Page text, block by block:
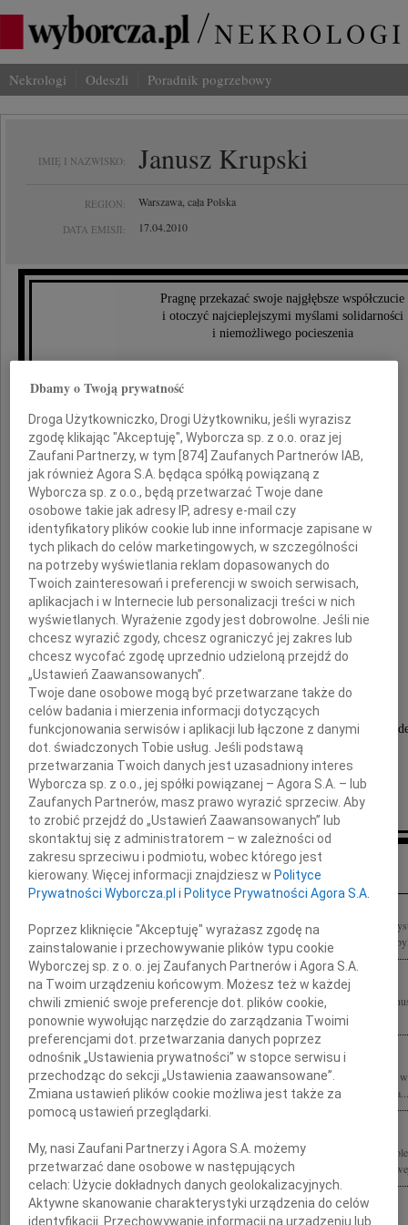
Nekrologi Odeszli Poradnik pogrzebowy
IMIĘ I NAZWISKO: Janusz Krupski
REGION: Warszawa, cała Polska
DATA EMISJI: 17.04.2010
Pragnę przekazać swoje najgłębsze współczucie
i otoczyć najcieplejszymi myślami solidarności
i niemożliwego pocieszenia
i Jej
Dzieci
w tym ogromnie trudnym czasie po stracie
Męża i Taty
Pana
Janusza Krupskiego
Człowieka tak niezwykle skromnego, życzliwego i
Joanna Berdyn
Wydawnictwo Pointa
Inne kondolencje
Z bólem, z głębokim żalem i wielkim współczuciem dla Rodzin pożegnaliśmy
Smoleńskiem, a w naszej pamięci i modlitwie trwają Ci przede wszystkim, którzy
W katastrofie prezydenckiego samolotu, w drodze do Katynia, zginął tragicznie
ds. Kombatantów i Osób Represjonowanych. Z żalem po Nim płacze cała...
Łączymy się w żałobie po tragicznie zmarłych Osobach w katastrofie samolotowej
Katynia. Brak jest słów, aby wyrazić smutek i żal po stracie całej Załogi Prezydenta...
Wstrząśnięci ogromem tragedii tragicznie zmarłych w katastrofie lotniczej pod
żegnamy Wielkich Przyjaciół Stowarzyszenia Łagierników Żołnierzy Armii
Dbamy o Twoją prywatność
Droga Użytkowniczko, Drogi Użytkowniku, jeśli wyrazisz
zgodę klikając "Akceptuję", Wyborcza sp. z o.o. oraz jej
Zaufani Partnerzy, w tym [874] Zaufanych Partnerów IAB,
jak również Agora S.A. będąca spółką powiązaną z
Wyborcza sp. z o.o., będą przetwarzać Twoje dane
osobowe takie jak adresy IP, adresy e-mail czy
identyfikatory plików cookie lub inne informacje zapisane w
tych plikach do celów marketingowych, w szczególności
na potrzeby wyświetlania reklam dopasowanych do
Twoich zainteresowań i preferencji w swoich serwisach,
aplikacjach i w Internecie lub personalizacji treści w nich
wyświetlanych. Wyrażenie zgody jest dobrowolne. Jeśli nie
chcesz wyrazić zgody, chcesz ograniczyć jej zakres lub
chcesz wycofać zgodę uprzednio udzieloną przejdź do
„Ustawień Zaawansowanych”.
Twoje dane osobowe mogą być przetwarzane także do
celów badania i mierzenia informacji dotyczących
funkcjonowania serwisów i aplikacji lub łączone z danymi
dot. świadczonych Tobie usług. Jeśli podstawą
przetwarzania Twoich danych jest uzasadniony interes
Wyborcza sp. z o.o., jej spółki powiązanej – Agora S.A. – lub
Zaufanych Partnerów, masz prawo wyrazić sprzeciw. Aby
to zrobić przejdź do „Ustawień Zaawansowanych” lub
skontaktuj się z administratorem – w zależności od
zakresu sprzeciwu i podmiotu, wobec którego jest
kierowany. Więcej informacji znajdziesz wPolityce
Prywatności Wyborcza.pl iPolityce Prywatności Agora S.A.
Poprzez kliknięcie "Akceptuję" wyrażasz zgodę na
zainstalowanie i przechowywanie plików typu cookie
Wyborczej sp. z o. o. jej Zaufanych Partnerów i Agora S.A.
na Twoim urządzeniu końcowym. Możesz też w każdej
chwili zmienić swoje preferencje dot. plików cookie,
ponownie wywołując narzędzie do zarządzania Twoimi
preferencjami dot. przetwarzania danych poprzez
odnośnik „Ustawienia prywatności” w stopce serwisu i
przechodząc do sekcji „Ustawienia zaawansowane”.
Zmiana ustawień plików cookie możliwa jest także za
pomocą ustawień przeglądarki.
My, nasi Zaufani Partnerzy i Agora S.A. możemy
przetwarzać dane osobowe w następujących
celach:Użycie dokładnych danych geolokalizacyjnych.
Aktywne skanowanie charakterystyki urządzenia do celów
identyfikacji. Przechowywanie informacji na urządzeniu lub